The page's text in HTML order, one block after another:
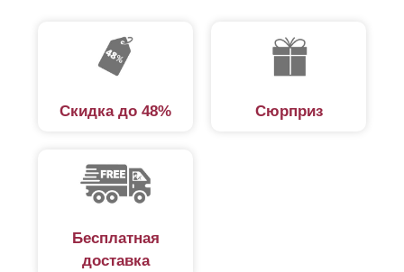
Скидка до 48% Сюрприз
Бесплатная
доставка